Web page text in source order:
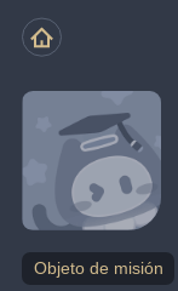
Objeto de misión